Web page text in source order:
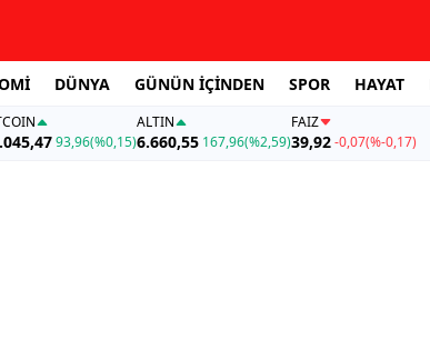
DÜNYA GÜNÜN İÇİNDEN SPOR HAYAT
93,96(%0,15)
ALTIN
6.660,55 167,96(%2,59)
FAİZ
39,92-0,07(%-0,17)